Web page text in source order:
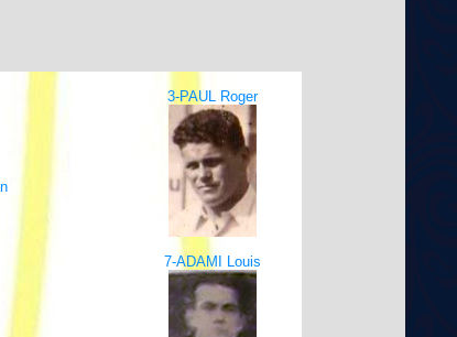
3-PAUL Roger
7-ADAMI Louis